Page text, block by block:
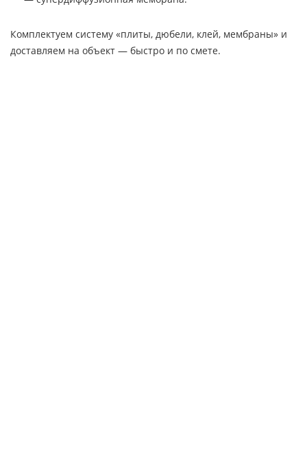
Комплектуем систему «плиты, дюбели, клей, мембраны» и
доставляем на объект — быстро и по смете.